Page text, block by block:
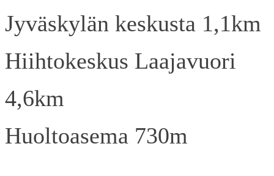
Jyväskylän keskusta 1,1km
Hiihtokeskus Laajavuori
4,6km
Huoltoasema 730m